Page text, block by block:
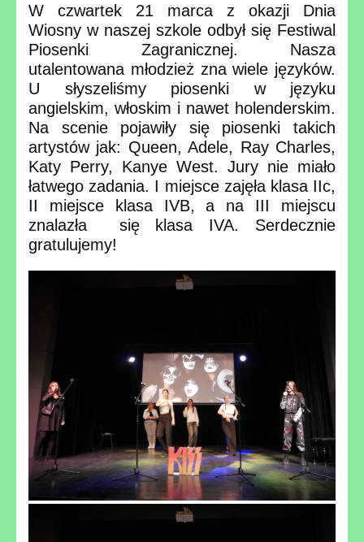
W czwartek 21 marca z okazji Dnia
Wiosny w naszej szkole odbył się Festiwal
Piosenki Zagranicznej. Nasza
utalentowana młodzież zna wiele języków.
U słyszeliśmy piosenki w języku
angielskim, włoskim i nawet holenderskim.
Na scenie pojawiły się piosenki takich
artystów jak: Queen, Adele, Ray Charles,
Katy Perry, Kanye West. Jury nie miało
łatwego zadania. I miejsce zajęła klasa IIc,
II miejsce klasa IVB, a na III miejscu
znalazła się klasa IVA. Serdecznie
gratulujemy!